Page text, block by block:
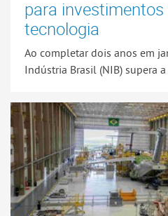
para
tecnologia
Ao completar dois anos em
Indústria Brasil (NIB) supera a